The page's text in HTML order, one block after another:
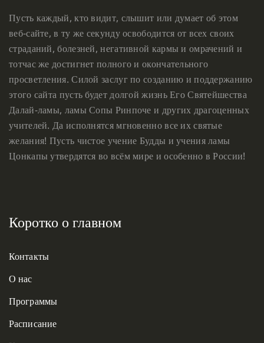
Пусть каждый, кто видит, слышит или думает об этом
веб-сайте, в ту же секунду освободится от всех своих
страданий, болезней, негативной кармы и омрачений и
тотчас же достигнет полного и окончательного
просветления. Силой заслуг по созданию и поддержанию
этого сайта пусть будет долгой жизнь Его Святейшества
Далай-ламы, ламы Сопы Ринпоче и других драгоценных
учителей. Да исполнятся мгновенно все их святые
желания! Пусть чистое учение Будды и учения ламы
Цонкапы утвердятся во всём мире и особенно в России!
Коротко о главном
Контакты
О нас
Программы
Расписание